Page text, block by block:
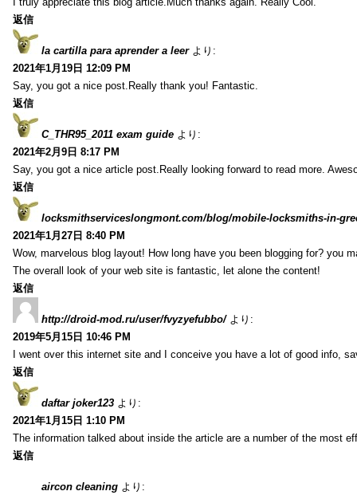
返信
la cartilla para aprender a leer より:
2021年1月19日 12:09 PM
Say, you got a nice post.Really thank you! Fantastic.
返信
C_THR95_2011 exam guide より:
2021年2月9日 8:17 PM
Say, you got a nice article post.Really looking forward to read more.
返信
locksmithserviceslongmont.com/blog/mobile-locksmiths-in-
2021年1月27日 8:40 PM
Wow, marvelous blog layout! How long have you been blogging for? you
The overall look of your web site is fantastic, let alone the content!
返信
http://droid-mod.ru/user/fvyzyefubbo/ より:
2019年5月15日 10:46 PM
I went over this internet site and I conceive you have a lot of good info,
返信
daftar joker123 より:
2021年1月15日 1:10 PM
The information talked about inside the article are a number of the most
返信
aircon cleaning より: